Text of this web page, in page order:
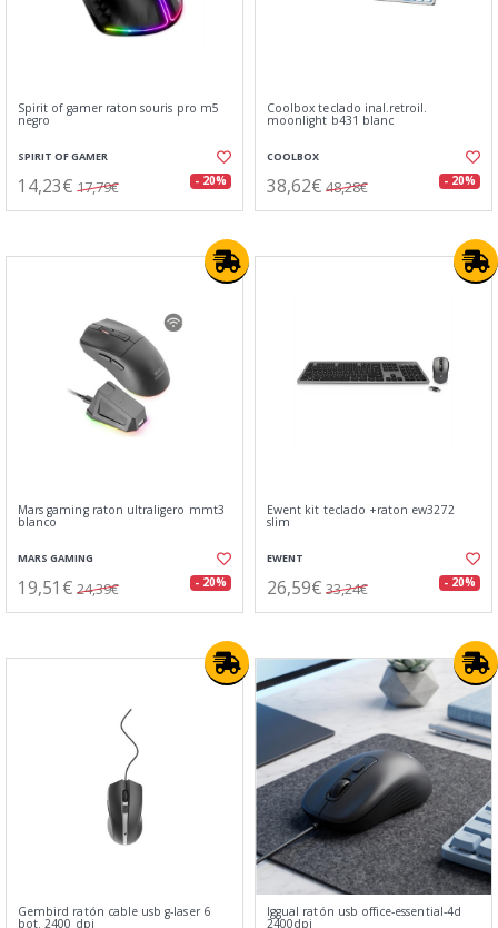
Spirit of gamer raton souris pro m5
negro
SPIRIT OF GAMER
14,23€ 17,79€ - 20%
Coolbox teclado inal.retroil.
moonlight b431 blanc
COOLBOX
38,62€ 48,28€ - 20%
Mars gaming raton ultraligero mmt3
blanco
MARS GAMING
19,51€ 24,39€ - 20%
Ewent kit teclado +raton ew3272
slim
EWENT
26,59€ 33,24€ - 20%
Gembird ratón cable usb g-laser 6
bot. 2400 dpi
Iggual ratón usb office-essential-4d
2400dpi